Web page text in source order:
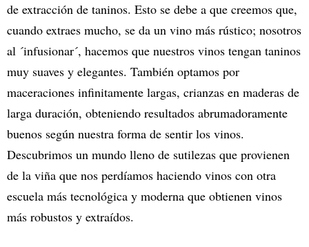
de extracción de taninos. Esto se debe a que creemos que,
cuando extraes mucho, se da un vino más rústico; nosotros
al ´infusionar´, hacemos que nuestros vinos tengan taninos
muy suaves y elegantes. También optamos por
maceraciones infinitamente largas, crianzas en maderas de
larga duración, obteniendo resultados abrumadoramente
buenos según nuestra forma de sentir los vinos.
Descubrimos un mundo lleno de sutilezas que provienen
de la viña que nos perdíamos haciendo vinos con otra
escuela más tecnológica y moderna que obtienen vinos
más robustos y extraídos.